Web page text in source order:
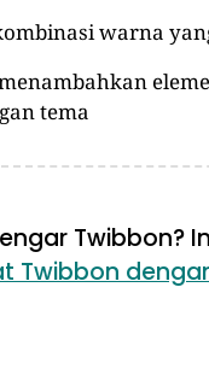
warna
tema
Twibbon?
Twibbon